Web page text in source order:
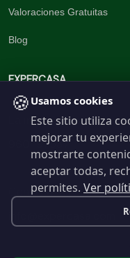
Valoraciones Gratuitas
Blog
EXPERCASA
La inmobiliaria del
960 191 537
Contáctanos
🍪 Usamos cookies
Este sitio utiliza
mejorar tu
mostrarte
aceptar todas,
permites. Ver